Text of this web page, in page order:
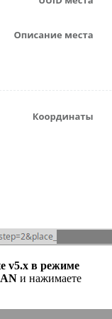
v5.x в режиме
и нажимаете